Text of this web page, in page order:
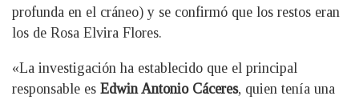
profunda en el cráneo) y se confirmó que los restos eran
los de Rosa Elvira Flores.
«La investigación ha establecido que el principal
responsable es Edwin Antonio Cáceres, quien tenía una